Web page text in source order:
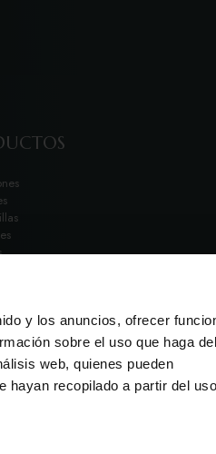
y los anuncios, ofrecer
sobre el uso que haga del
web, quienes pueden
hayan recopilado a partir del uso